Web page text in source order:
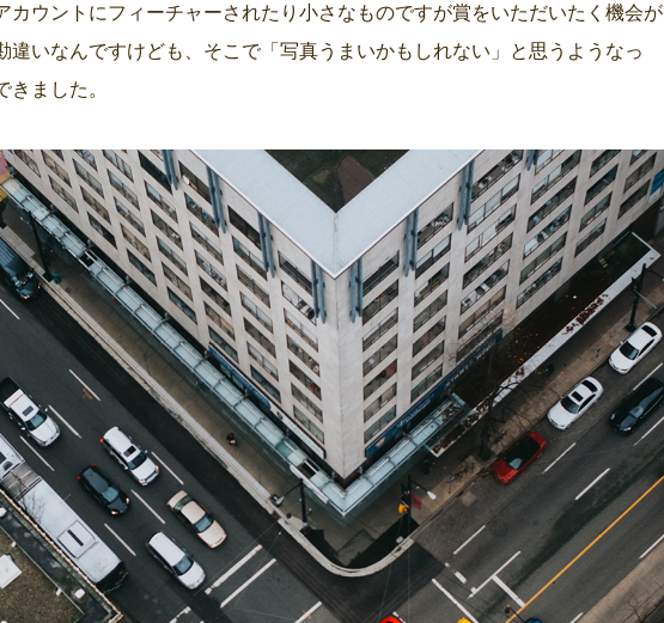
カウントにフィーチャーされたり小さなものですが賞をいただいたく機会が
違いなんですけども、そこで「写真うまいかもしれない」と思うようなっ
ました。